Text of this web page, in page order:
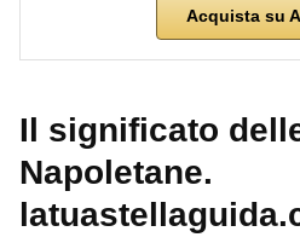
Acquista su
Il significato
Napoletane.